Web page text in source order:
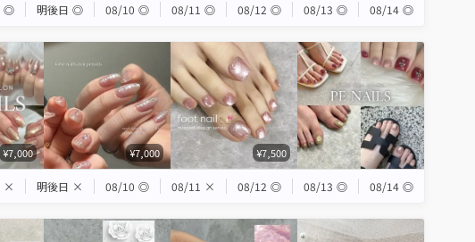
◎ 明後日 ◎ 08/10 ◎ 08/11 ◎ 08/12 ◎ 08/13 ◎ 08/14 ◎
¥7,000 ¥7,000 ¥7,500
× 明後日 × 08/10 ◎ 08/11 × 08/12 ◎ 08/13 ◎ 08/14 ◎